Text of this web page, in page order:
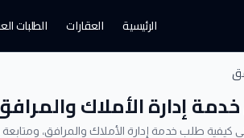
الرئيسية العقارات الطلبات
إدارة الأملاك
كيفية طلب خدمة إدارة الأملاك والمرافق،